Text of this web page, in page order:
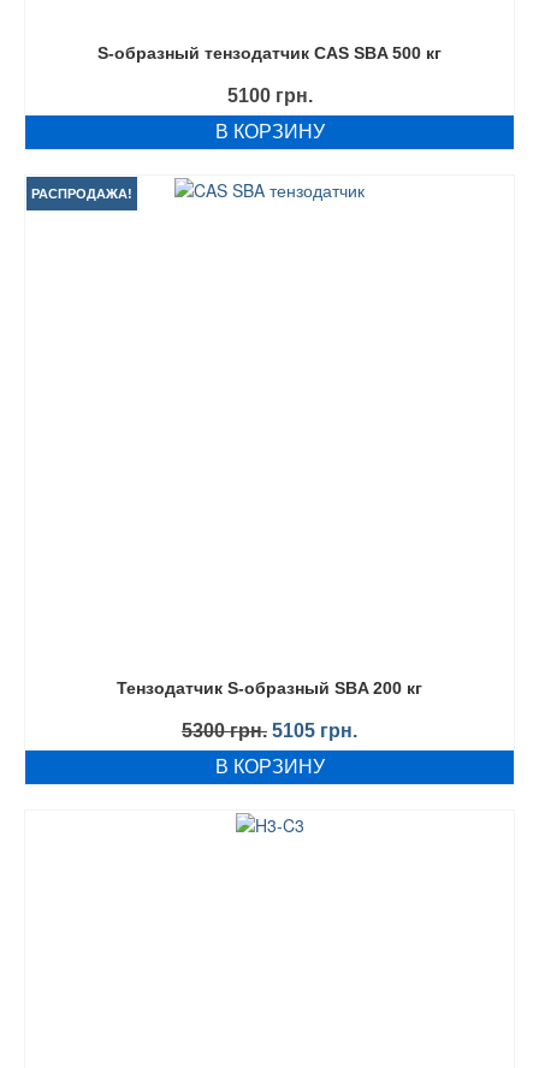
S-образный тензодатчик CAS SBA 500 кг
5100 грн.
В КОРЗИНУ
РАСПРОДАЖА!
Тензодатчик S-образный SBA 200 кг
5300грн. Первоначальная
цена
составляла
5105 грн.
цена:
В КОРЗИНУ